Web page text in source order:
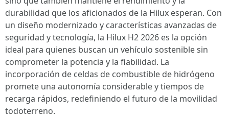
durabilidad que los aficionados de la Hilux esperan. Con
un diseño modernizado y características avanzadas de
seguridad y tecnología, la Hilux H2 2026 es la opción
ideal para quienes buscan un vehículo sostenible sin
comprometer la potencia y la fiabilidad. La
incorporación de celdas de combustible de hidrógeno
promete una autonomía considerable y tiempos de
recarga rápidos, redefiniendo el futuro de la movilidad
todoterreno.